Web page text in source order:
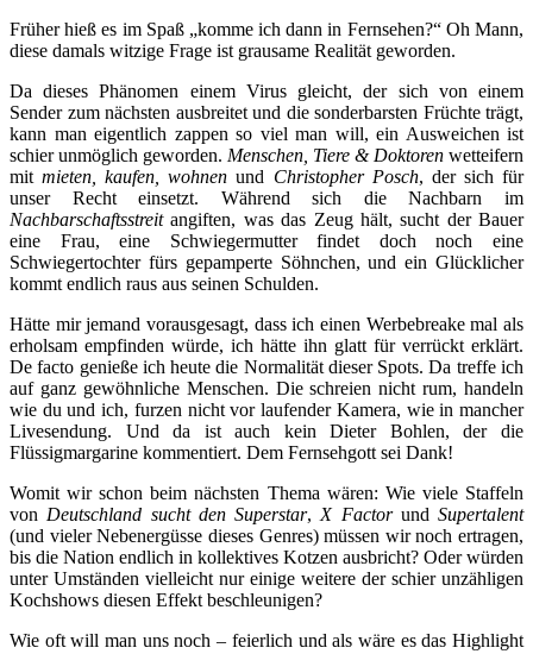
Früher hieß es im Spaß „komme ich dann in Fernsehen?“ Oh Mann,
diese damals witzige Frage ist grausame Realität geworden.
Da dieses Phänomen einem Virus gleicht, der sich von einem
Sender zum nächsten ausbreitet und die sonderbarsten Früchte trägt,
kann man eigentlich zappen so viel man will, ein Ausweichen ist
schier unmöglich geworden. Menschen, Tiere & Doktoren wetteifern
mitmieten, kaufen, wohnen und Christopher Posch, der sich für
unser Recht einsetzt. Während sich die Nachbarn im
Nachbarschaftsstreitangiften, was das Zeug hält, sucht der Bauer
eine Frau, eine Schwiegermutter findet doch noch eine
Schwiegertochter fürs gepamperte Söhnchen, und ein Glücklicher
kommt endlich raus aus seinen Schulden.
Hätte mir jemand vorausgesagt, dass ich einen Werbebreake mal als
erholsam empfinden würde, ich hätte ihn glatt für verrückt erklärt.
De facto genieße ich heute die Normalität dieser Spots. Da treffe ich
auf ganz gewöhnliche Menschen. Die schreien nicht rum, handeln
wie du und ich, furzen nicht vor laufender Kamera, wie in mancher
Livesendung. Und da ist auch kein Dieter Bohlen, der die
Flüssigmargarine kommentiert. Dem Fernsehgott sei Dank!
Womit wir schon beim nächsten Thema wären: Wie viele Staffeln
von Deutschland sucht den Superstar, X Factorund Supertalent
(und vieler Nebenergüsse dieses Genres) müssen wir noch ertragen,
bis die Nation endlich in kollektives Kotzen ausbricht? Oder würden
unter Umständen vielleicht nur einige weitere der schier unzähligen
Kochshows diesen Effekt beschleunigen?
Wie oft will man uns noch – feierlich und als wäre es das Highlight